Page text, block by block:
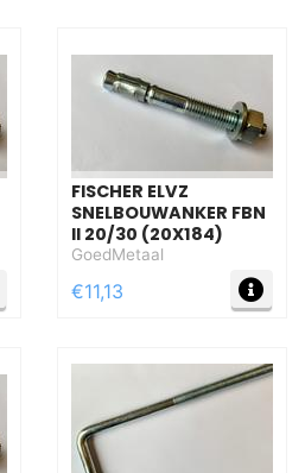
MEER INFO
FISCHER ELVZ
SNELBOUWANKER FBN
II 20/30 (20X184)
GoedMetaal
€11,13